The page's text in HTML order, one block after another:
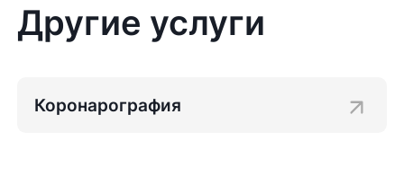
Другие услуги
Коронарография